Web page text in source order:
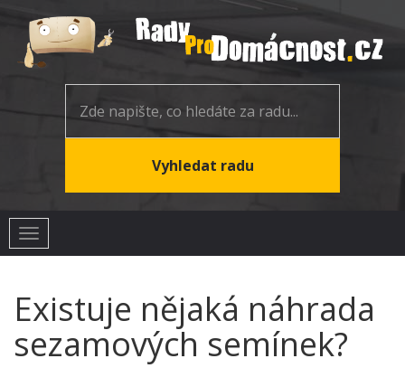
Toggle
navigation
Existuje nějaká náhrada
sezamových semínek?